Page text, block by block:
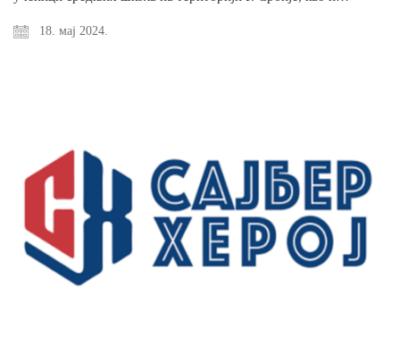
18. мај 2024.